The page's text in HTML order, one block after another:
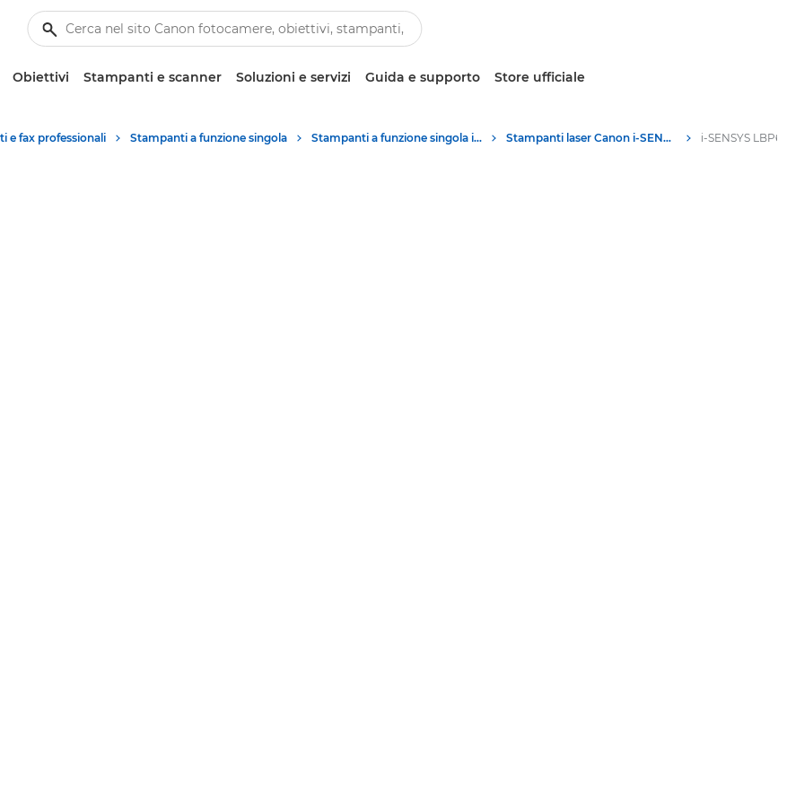
Obiettivi Stampanti e scanner Soluzioni e servizi Guida e supporto Store ufficiale
e fax professionali Stampanti a funzione singola Stampanti a funzione singola in bianco e nero Stampanti laser Canon i-SENSYS LBP6030B